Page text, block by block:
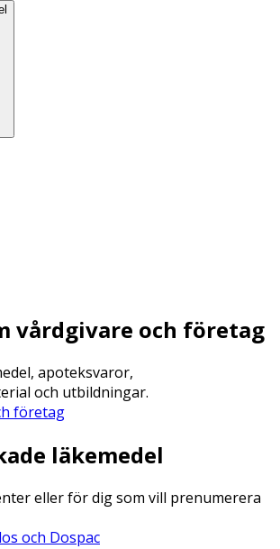
vårdgivare och företag
apoteksvaror,
och utbildningar.
företag
läkemedel
eller för dig som vill prenumerera
och Dospac